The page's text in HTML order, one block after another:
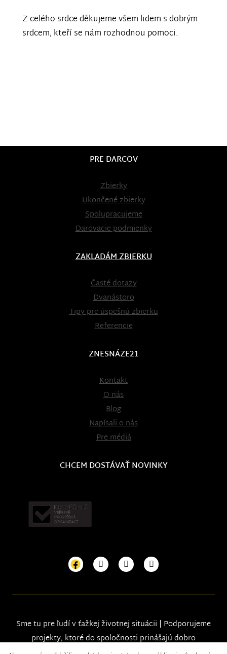
Z celého srdce děkujeme všem lidem s dobrým
srdcem, kteří se nám rozhodnou pomoci.
PRE DARCOV
Zbierky
Ukončené zbierky
Spolupracujeme
Darovacie podmienky
ZAKLADÁM ZBIERKU
Časté dotazy
Dvanástoro
Tipy pre úspešnú zbierku
Referencie
ZNESNÁZE21
Kontakt
O nás
Blog
Napísali o nás
Pre médiá
CHCEM DOSTÁVAŤ NOVINKY
Sme tu pre ľudí v ťažkej životnej situácii | Podporujeme
projekty, ktoré do spoločnosti prinášajú dobro